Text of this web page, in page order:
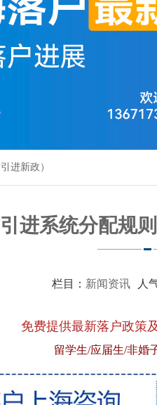
进新政）
进系统分配规
栏目： 新闻资讯人气
免费提供最新落户政策
留学生/应届生/非婚